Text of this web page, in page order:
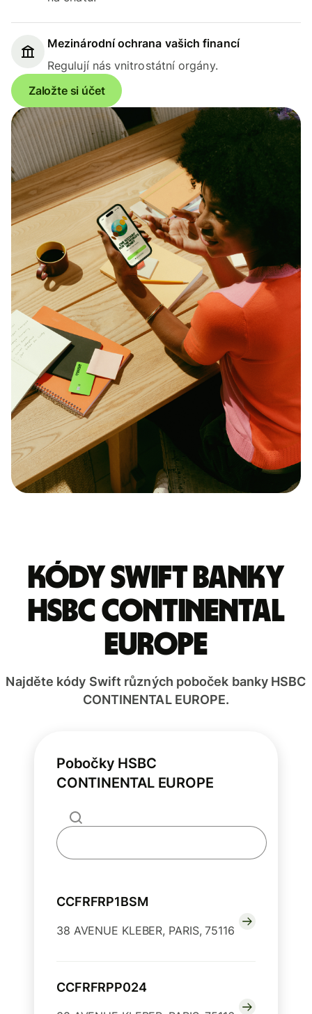
Mezinárodní ochrana vašich financí
Regulují nás vnitrostátní orgány.
Založte si účet
Kódy Swift banky
HSBC CONTINENTAL
EUROPE
Najděte kódy Swift různých poboček banky HSBC
CONTINENTAL EUROPE.
Pobočky HSBC
CONTINENTAL EUROPE
CCFRFRP1BSM
38 AVENUE KLEBER, PARIS, 75116
CCFRFRPP024